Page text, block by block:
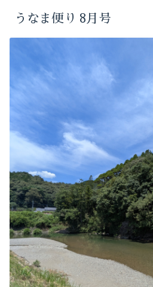
うなま便り 8月号